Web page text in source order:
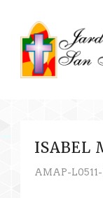
ISABEL
AMAP-L0511-